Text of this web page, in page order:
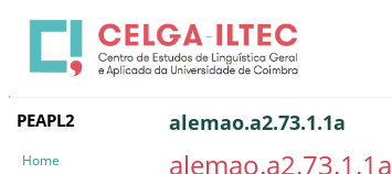
PEAPL2
Home
alemao.a2.73.1.1a
alemao.a2.73.1.1a